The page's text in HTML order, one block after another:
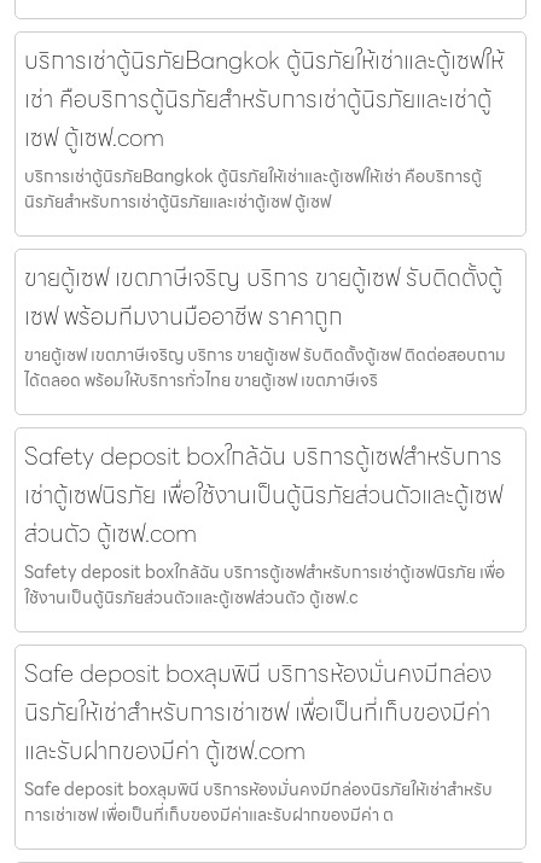
บริการเช่าตู้นิรภัยBangkok ตู้นิรภัยให้เช่าและตู้เซฟให้
เช่า คือบริการตู้นิรภัยสำหรับการเช่าตู้นิรภัยและเช่าตู้
เซฟ ตู้เซฟ.com
บริการเช่าตู้นิรภัยBangkok ตู้นิรภัยให้เช่าและตู้เซฟให้เช่า คือบริการตู้
นิรภัยสำหรับการเช่าตู้นิรภัยและเช่าตู้เซฟ ตู้เซฟ
ขายตู้เซฟ เขตภาษีเจริญ บริการ ขายตู้เซฟ รับติดตั้งตู้
เซฟ พร้อมทีมงานมืออาชีพ ราคาถูก
ขายตู้เซฟ เขตภาษีเจริญ บริการ ขายตู้เซฟ รับติดตั้งตู้เซฟ ติดต่อสอบถาม
ได้ตลอด พร้อมให้บริการทั่วไทย ขายตู้เซฟ เขตภาษีเจริ
Safety deposit boxใกล้ฉัน บริการตู้เซฟสำหรับการ
เช่าตู้เซฟนิรภัย เพื่อใช้งานเป็นตู้นิรภัยส่วนตัวและตู้เซฟ
ส่วนตัว ตู้เซฟ.com
Safety deposit boxใกล้ฉัน บริการตู้เซฟสำหรับการเช่าตู้เซฟนิรภัย เพื่อ
ใช้งานเป็นตู้นิรภัยส่วนตัวและตู้เซฟส่วนตัว ตู้เซฟ.c
Safe deposit boxลุมพินี บริการห้องมั่นคงมีกล่อง
นิรภัยให้เช่าสำหรับการเช่าเซฟ เพื่อเป็นที่เก็บของมีค่า
และรับฝากของมีค่า ตู้เซฟ.com
Safe deposit boxลุมพินี บริการห้องมั่นคงมีกล่องนิรภัยให้เช่าสำหรับ
การเช่าเซฟ เพื่อเป็นที่เก็บของมีค่าและรับฝากของมีค่า ต